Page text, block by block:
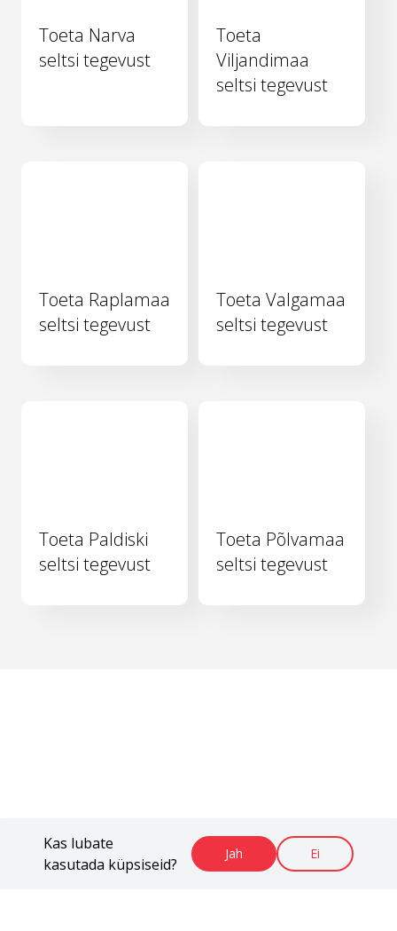
Kas lubate
kasutada küpsiseid?
Jah Ei
Toeta Narva
seltsi tegevust
Toeta
Viljandimaa
seltsi tegevust
Toeta Raplamaa
seltsi tegevust
Toeta Valgamaa
seltsi tegevust
Toeta Paldiski
seltsi tegevust
Toeta Põlvamaa
seltsi tegevust